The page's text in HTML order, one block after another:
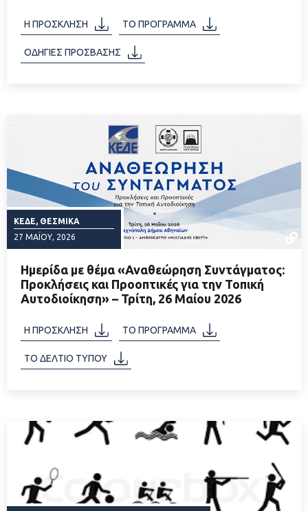
Η ΠΡΟΣΚΛΗΣΗ ΤΟ ΠΡΟΓΡΑΜΜΑ
ΟΔΗΓΙΕΣ ΠΡΟΣΒΑΣΗΣ
ΚΕΔΕ, ΘΕΣΜΙΚΆ
27 ΜΑΪ́ΟΥ, 2026
Ημερίδα με θέμα «Αναθεώρηση Συντάγματος:
Προκλήσεις και Προοπτικές για την Τοπική
Αυτοδιοίκηση» – Τρίτη, 26 Μαίου 2026
Η ΠΡΟΣΚΛΗΣΗ ΤΟ ΠΡΟΓΡΑΜΜΑ
ΤΟ ΔΕΛΤΙΟ ΤΥΠΟΥ